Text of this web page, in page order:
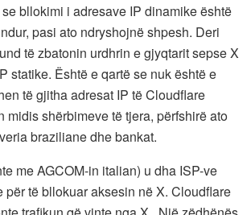
bllokimi i adresave IP dinamike është
pasi ato ndryshojnë shpesh. Deri
të zbatonin urdhrin e gjyqtarit sepse X
statike. Është e qartë se nuk është e
të gjitha adresat IP të Cloudflare
midis shërbimeve të tjera, përfshirë ato
braziliane dhe bankat.
me AGCOM-in italian) u dha ISP-ve
për të bllokuar aksesin në X. Cloudflare